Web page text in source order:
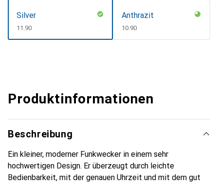
Silver
CHF
11.90
Anthrazit
CHF
10.90
Produktinformationen
Beschreibung
Ein kleiner, moderner Funkwecker in einem sehr
hochwertigen Design. Er überzeugt durch leichte
Bedienbarkeit, mit der genauen Uhrzeit und mit dem gut